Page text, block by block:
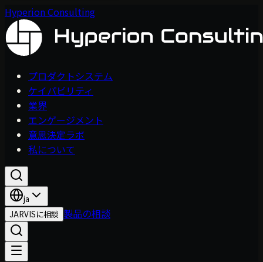
Hyperion Consulting
プロダクトシステム
ケイパビリティ
業界
エンゲージメント
意思決定ラボ
私について
ja
JARVISに相談 製品の相談